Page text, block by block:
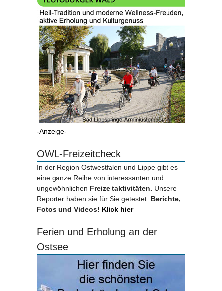
-Anzeige-
OWL-Freizeitcheck
In der Region Ostwestfalen und Lippe gibt es
eine ganze Reihe von interessanten und
ungewöhnlichen Freizeitaktivitäten. Unsere
Reporter haben sie für Sie getestet. Berichte,
Fotos und Videos! Klick hier
Ferien und Erholung an der
Ostsee